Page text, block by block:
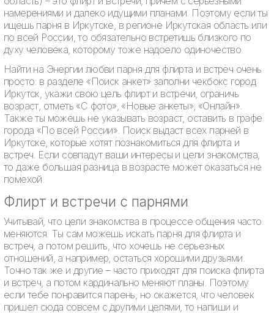
намерениями и далеко идущими планами. Поэтому если ты
ищешь парня в Иркутске, в регионе Иркутская область или
по всей России, то обязательно встретишь близкого по
духу человека, которому тоже надоело одиночество.
Найти на Энергии любви парня для флирта и встреч очень
просто: в разделе «Поиск анкет» заполни чекбокс город
Иркутск, укажи свою цель флирт и встречи, ограничь
возраст, отметь «С фото», «Новые анкеты», «Онлайн».
Также ты можешь не указывать возраст, оставить в графе
города «По всей России». Поиск выдаст всех парней в
Иркутске, которые хотят познакомиться для флирта и
встреч. Если совпадут ваши интересы и цели знакомства,
то даже большая разница в возрасте может оказаться не
помехой.
Флирт и встречи с парнями
Учитывай, что цели знакомства в процессе общения часто
меняются. Ты сам можешь искать парня для флирта и
встреч, а потом решить, что хочешь не серьезных
отношений, а например, остаться хорошими друзьями.
Точно так же и другие – часто приходят для поиска флирта
и встреч, а потом кардинально меняют планы. Поэтому
если тебе понравится парень, но окажется, что человек
пришел сюда совсем с другими целями, то напиши и